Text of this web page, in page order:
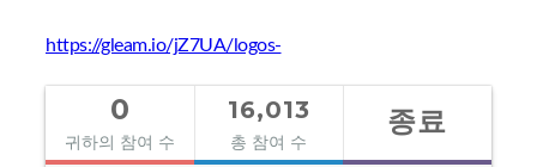
https://gleam.io/jZ7UA/logos-